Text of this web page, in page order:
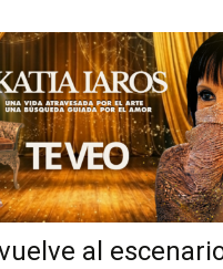
al